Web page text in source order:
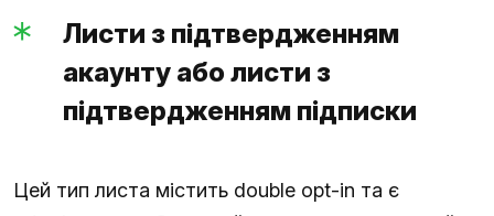
Листи з підтвердженням
акаунту або листи з
підтвердженням підписки
Цей тип листа містить double opt-in та є